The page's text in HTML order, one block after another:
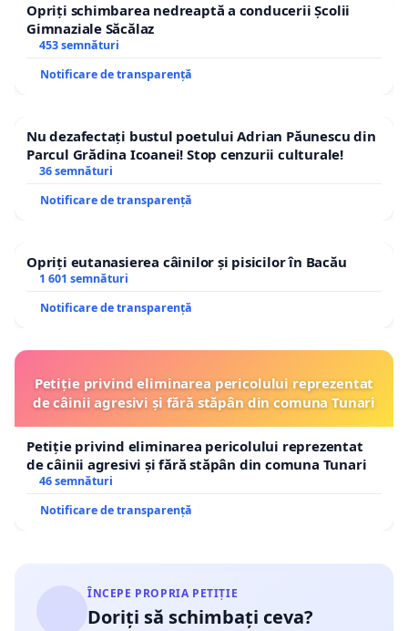
Opriți schimbarea nedreaptă a conducerii Școlii
Gimnaziale Săcălaz
453 semnături
Notificare de transparență
Nu dezafectați bustul poetului Adrian Păunescu din
Parcul Grădina Icoanei! Stop cenzurii culturale!
36 semnături
Notificare de transparență
Opriți eutanasierea câinilor și pisicilor în Bacău
1 601 semnături
Notificare de transparență
Petiție privind eliminarea pericolului reprezentat
de câinii agresivi și fără stăpân din comuna Tunari
Petiție privind eliminarea pericolului reprezentat
de câinii agresivi și fără stăpân din comuna Tunari
46 semnături
Notificare de transparență
ÎNCEPE PROPRIA PETIȚIE
Doriți să schimbați ceva?